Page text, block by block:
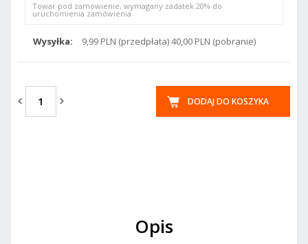
Towar pod zamówienie, wymagany zadatek 20% do
uruchomienia zamówienia
Wysyłka: 9,99 PLN (przedpłata) 40,00 PLN (pobranie)
DODAJ DO KOSZYKA
Opis